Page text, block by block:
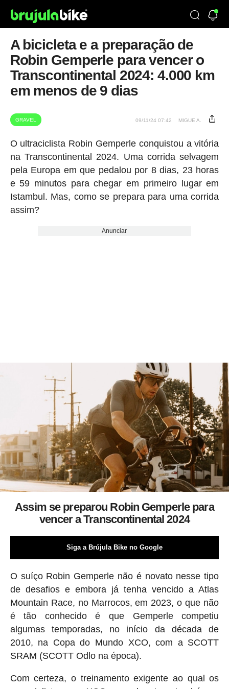
A bicicleta e a preparação de
Robin Gemperle para vencer o
Transcontinental 2024: 4.000 km
em menos de 9 dias
GRAVEL 09/11/24 07:42 MIGUE A.
O ultraciclista Robin Gemperle conquistou a vitória
na Transcontinental 2024. Uma corrida selvagem
pela Europa em que pedalou por 8 dias, 23 horas
e 59 minutos para chegar em primeiro lugar em
Istambul. Mas, como se prepara para uma corrida
assim?
Anunciar
Assim se preparou Robin Gemperle para
vencer a Transcontinental 2024
Siga a Brújula Bike no Google
O suíço Robin Gemperle não é novato nesse tipo
de desafios e embora já tenha vencido a Atlas
Mountain Race, no Marrocos, em 2023, o que não
é tão conhecido é que Gemperle competiu
algumas temporadas, no início da década de
2010, na Copa do Mundo XCO, com a SCOTT
SRAM (SCOTT Odlo na época).
Com certeza, o treinamento exigente ao qual os